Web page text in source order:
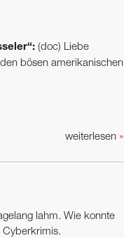
(doc) Liebe
bösen amerikanischen
weiterlesen »
lahm. Wie konnte
Cyberkrimis.